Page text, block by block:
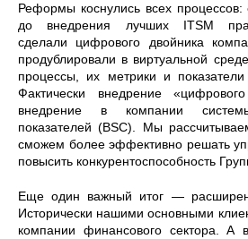
Реформы коснулись всех
до внедрения лучших ITSM
сделали цифрового двойника
продублировали в виртуальной
процессы, их метрики и
Фактически внедрение
внедрение в компании
показателей (BSC). Мы
сможем более эффективно решать
повысить конкурентоспособность
Еще один важный итог —
Исторически нашими основными
компании финансового сектора. А